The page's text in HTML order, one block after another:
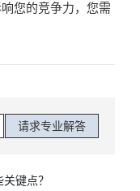
您的竞争力，您需
键点？